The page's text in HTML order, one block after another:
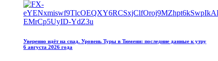
Уверенно идёт на спад. Уровень Туры в Тюмени: последние данные к утру
6 августа 2026 года